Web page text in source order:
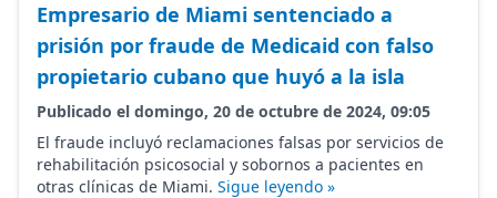
Empresario de Miami sentenciado a
prisión por fraude de Medicaid con falso
propietario cubano que huyó a la isla
Publicado el domingo, 20 de octubre de 2024, 09:05
El fraude incluyó reclamaciones falsas por servicios de
rehabilitación psicosocial y sobornos a pacientes en
otras clínicas de Miami. Sigue leyendo »